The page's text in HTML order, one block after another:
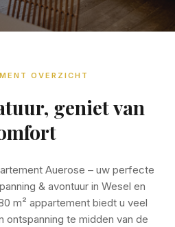
OVERZICHT
geniet van
Auerose – uw perfecte
& avontuur in Wesel en
m² appartement biedt u veel
te midden van de